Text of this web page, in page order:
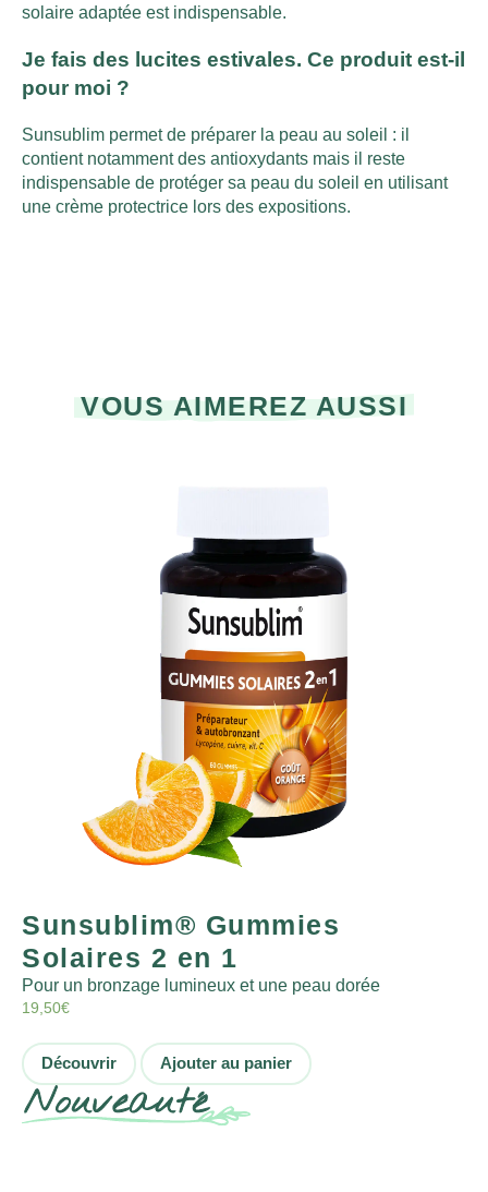
solaire adaptée est indispensable.
Je fais des lucites estivales. Ce produit est-il
pour moi ?
Sunsublim permet de préparer la peau au soleil : il
contient notamment des antioxydants mais il reste
indispensable de protéger sa peau du soleil en utilisant
une crème protectrice lors des expositions.
VOUS AIMEREZ AUSSI
Sunsublim® Gummies
Solaires 2 en 1
Pour un bronzage lumineux et une peau dorée
19,50€
Découvrir Ajouter au panier